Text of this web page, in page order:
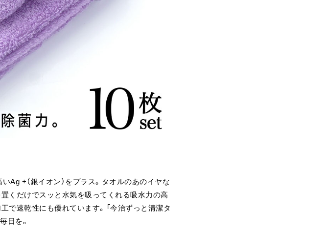
Ag +（銀イオン）をプラス。タオルのあのイヤな
くだけでスッと水気を吸ってくれる吸水力の高
で速乾性にも優れています。「今治ずっと清潔タ
日を。